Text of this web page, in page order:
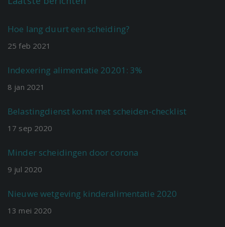
Hoe lang duurt een scheiding?
25 feb 2021
Indexering alimentatie 20201: 3%
8 jan 2021
Belastingdienst komt met scheiden-checklist
17 sep 2020
Minder scheidingen door corona
9 jul 2020
Nieuwe wetgeving kinderalimentatie 2020
13 mei 2020